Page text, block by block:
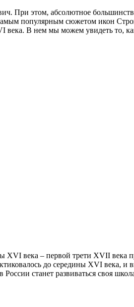
При этом, абсолютное
популярным сюжетом икон
В нем мы можем увидеть то,
века – первой трети XVII века
до середины XVI века,
станет развиваться своя